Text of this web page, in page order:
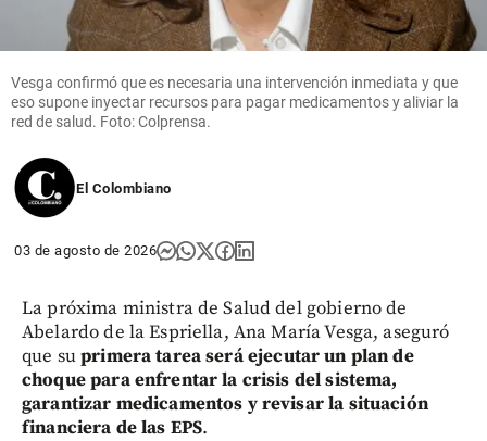
Vesga confirmó que es necesaria una intervención inmediata y que
eso supone inyectar recursos para pagar medicamentos y aliviar la
red de salud. Foto: Colprensa.
El Colombiano
03 de agosto de 2026
La próxima ministra de Salud del gobierno de
Abelardo de la Espriella, Ana María Vesga, aseguró
que suprimera tarea será ejecutar un plan de
choque para enfrentar la crisis del sistema,
garantizar medicamentos y revisar la situación
financiera de las EPS.